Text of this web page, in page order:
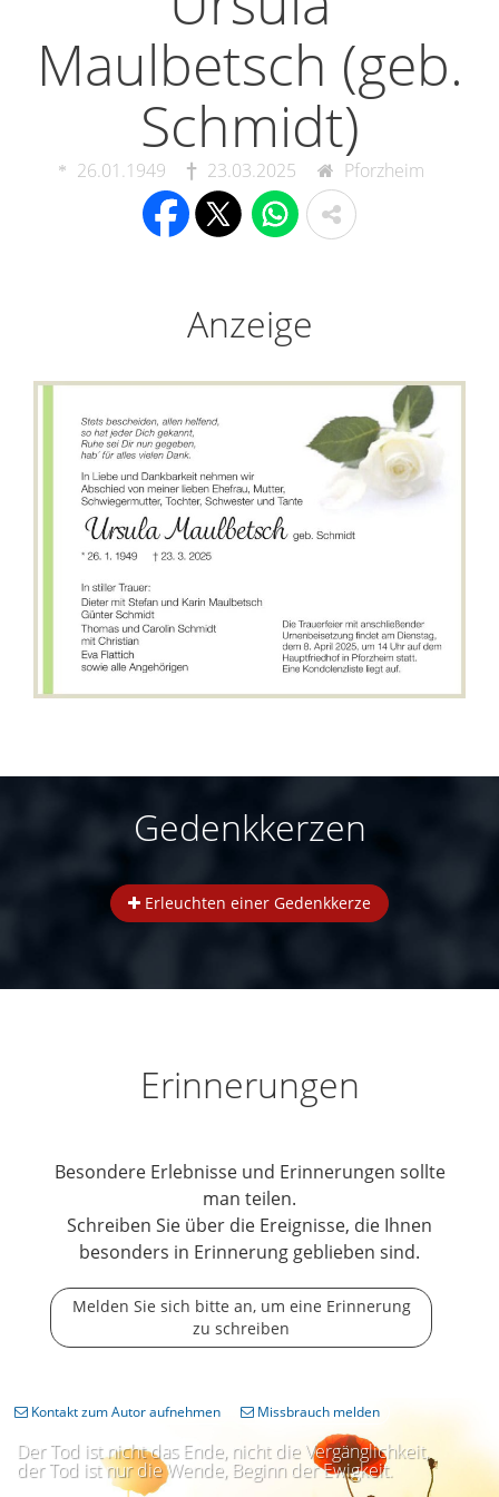
Maulbetsch (geb.
Schmidt)
26.01.1949 23.03.2025 Pforzheim
Anzeige
Gedenkkerzen
Erleuchten einer Gedenkkerze
Erinnerungen
Besondere Erlebnisse und Erinnerungen sollte
man teilen.
Schreiben Sie über die Ereignisse, die Ihnen
besonders in Erinnerung geblieben sind.
Melden Sie sich bitte an, um eine Erinnerung
zu schreiben
Der Tod ist nicht das Ende, nicht die Vergänglichkeit,
der Tod ist nur die Wende, Beginn der Ewigkeit.
Kontakt zum Autor aufnehmen Missbrauch melden